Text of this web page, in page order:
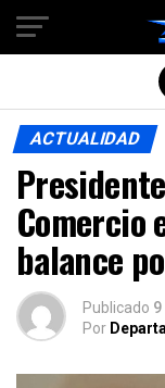
ACTUALIDAD
Comercio
balance
Publicado
Por